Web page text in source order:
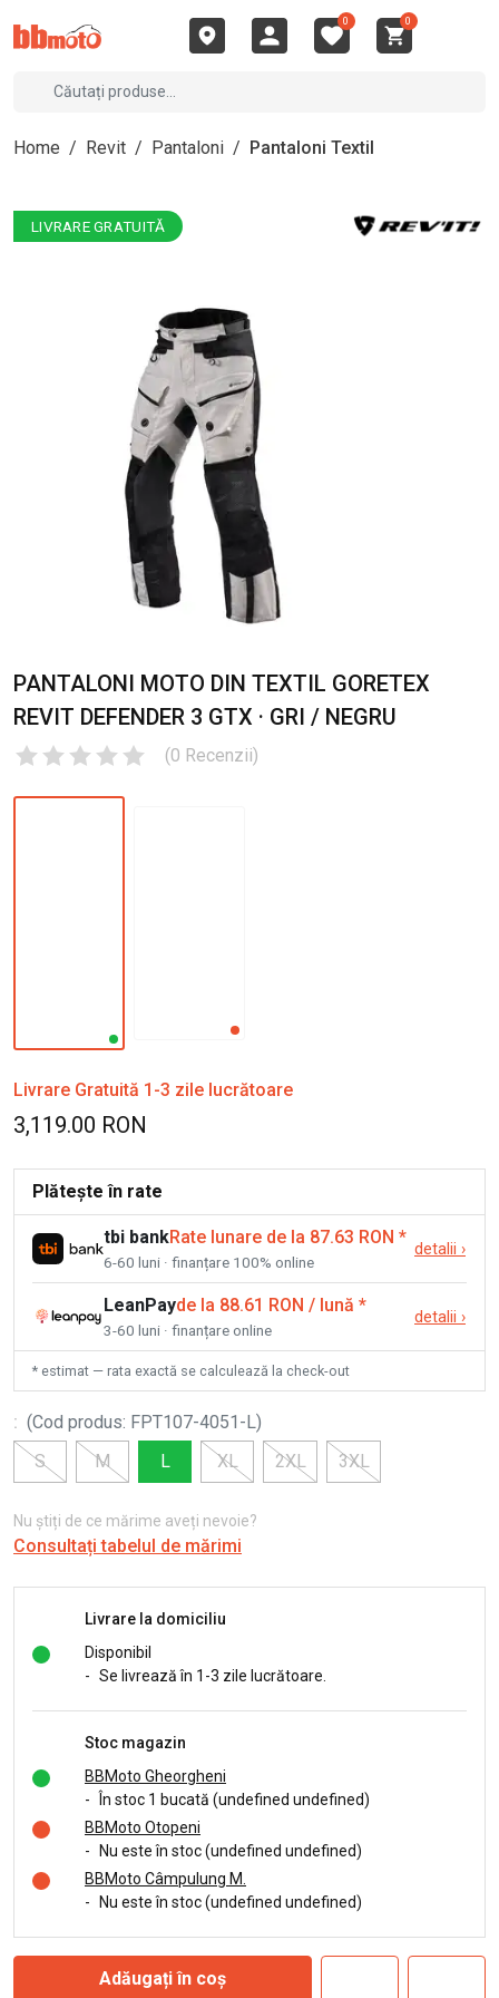
0 0
Home / Revit / Pantaloni / Pantaloni Textil
LIVRARE GRATUITĂ
PANTALONI MOTO DIN TEXTIL GORETEX
REVIT DEFENDER 3 GTX · GRI / NEGRU
(0 Recenzii)
Livrare Gratuită 1-3 zile lucrătoare
3,119.00 RON
Plătește în rate
tbi bankRate lunare de la 87.63 RON *
6-60 luni · finanțare 100% online
detalii ›
LeanPayde la 88.61 RON / lună *
3-60 luni · finanțare online
detalii ›
* estimat — rata exactă se calculează la check-out
: (Cod produs: FPT107-4051-L)
S
M L XL 2XL 3XL
Nu știți de ce mărime aveți nevoie?
Consultați tabelul de mărimi
Livrare la domiciliu
Disponibil
- Se livrează în 1-3 zile lucrătoare.
Stoc magazin
BBMoto Gheorgheni
-
În stoc 1 bucată (undefined undefined)
BBMoto Otopeni
-
Nu este în stoc (undefined undefined)
BBMoto Câmpulung M.
-
Nu este în stoc (undefined undefined)
Adăugați în coș